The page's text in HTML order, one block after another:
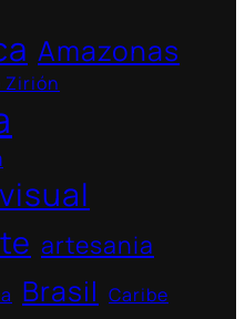
Amazonas
Zirión
artesania
Brasil Caribe